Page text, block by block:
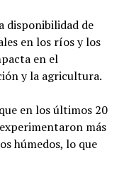
disponibilidad de
en los ríos y los
en el
y la agricultura.
en los últimos 20
más
húmedos, lo que